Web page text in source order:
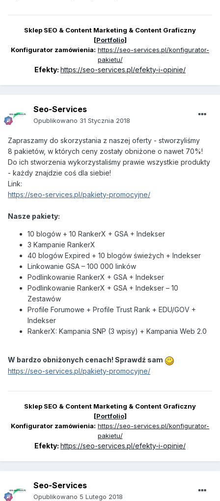
Sklep SEO & Content Marketing & Content Graficzny
[Portfolio]
Konfigurator zamówienia: https://seo-services.pl/konfigurator-
pakietu/
Efekty: https://seo-services.pl/efekty-i-opinie/
Seo-Services
Opublikowano 31 Stycznia 2018
Zapraszamy do skorzystania z naszej oferty - stworzyliśmy
8 pakietów, w których ceny zostały obniżone o nawet 70%!
Do ich stworzenia wykorzystaliśmy prawie wszystkie produkty
- każdy znajdzie coś dla siebie!
Link:
https://seo-services.pl/pakiety-promocyjne/
Nasze pakiety:
10 blogów + 10 RankerX + GSA + Indekser
3 Kampanie RankerX
40 blogów Expired + 10 blogów świeżych + Indekser
Linkowanie GSA – 100 000 linków
Podlinkowanie RankerX + GSA + Indekser
Podlinkowanie RankerX + GSA + Indekser – 10
Zestawów
Profile Forumowe + Profile Trust Rank + EDU/GOV +
Indekser
RankerX: Kampania SNP (3 wpisy) + Kampania Web 2.0
W bardzo obniżonych cenach! Sprawdź sam
https://seo-services.pl/pakiety-promocyjne/
Sklep SEO & Content Marketing & Content Graficzny
[Portfolio]
Konfigurator zamówienia: https://seo-services.pl/konfigurator-
pakietu/
Efekty: https://seo-services.pl/efekty-i-opinie/
Seo-Services
Opublikowano 5 Lutego 2018